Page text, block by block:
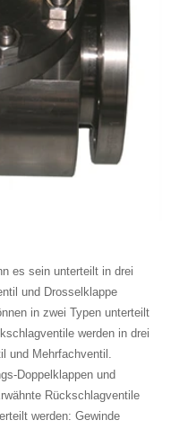
es sein unterteilt in drei
und Drosselklappe
in zwei Typen unterteilt
werden in drei
und Mehrfachventil.
Doppelklappen und
Rückschlagventile
werden: Gewinde